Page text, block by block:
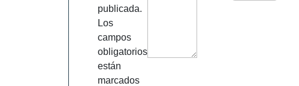
publicada.
Los
campos
obligatorios
están
marcados